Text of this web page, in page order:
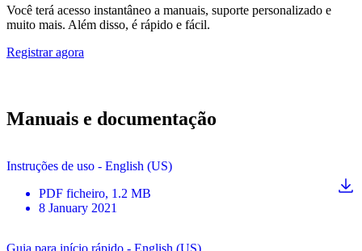
Você terá acesso instantâneo a manuais, suporte personalizado e
muito mais. Além disso, é rápido e fácil.
Registrar agora
Manuais e documentação
Instruções de uso - English (US)
PDF ficheiro, 1.2 MB
8 January 2021
Guia para início rápido - English (US)